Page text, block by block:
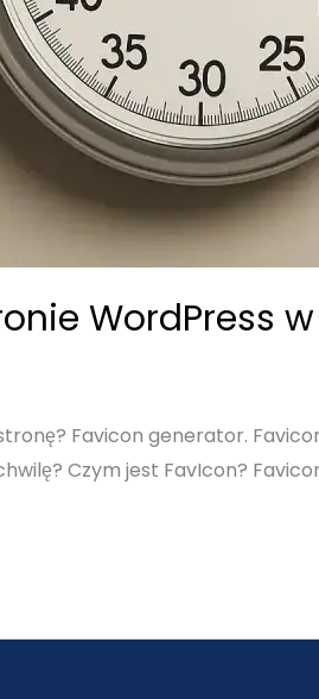
WordPress
Favicon generator.
Czym jest FavIcon?